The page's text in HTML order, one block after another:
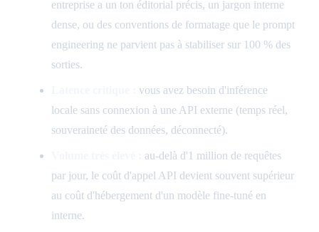
entreprise a un ton éditorial précis, un jargon interne
dense, ou des conventions de formatage que le prompt
engineering ne parvient pas à stabiliser sur 100 % des
sorties.
vous avez besoin d'inférence
locale sans connexion à une API externe (temps réel,
souveraineté des données, déconnecté).
au-delà d'1 million de requêtes
par jour, le coût d'appel API devient souvent supérieur
au coût d'hébergement d'un modèle fine-tuné en
interne.